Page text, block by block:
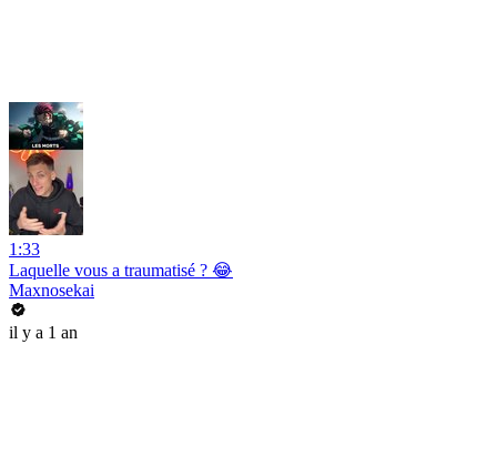
1:33
Laquelle vous a traumatisé ? 😂
Maxnosekai
il y a 1 an